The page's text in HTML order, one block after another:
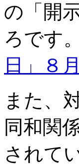
の「開
ろです
日」８
また、
同和関
されて